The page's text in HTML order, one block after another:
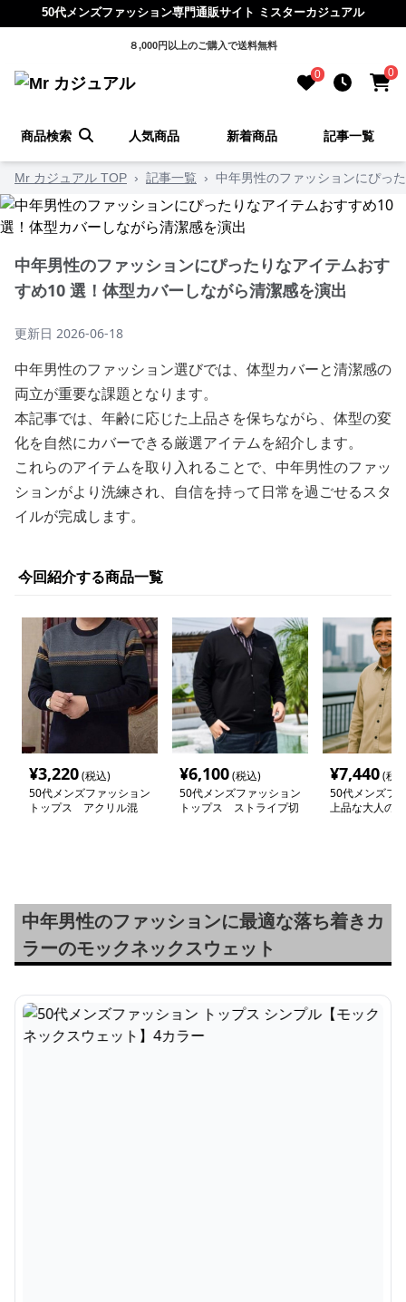
50代メンズファッション専門通販サイト ミスターカジュアル
８,000円以上のご購入で送料無料
0 0
商品検索 人気商品 新着商品 記事一覧
Mr カジュアル TOP › 記事一覧 › 中年男性のファッションにぴっ
中年男性のファッションにぴったりなアイテムおす
すめ10 選！体型カバーしながら清潔感を演出
更新日 2026-06-18
中年男性のファッション選びでは、体型カバーと清潔感の
両立が重要な課題となります。
本記事では、年齢に応じた上品さを保ちながら、体型の変
化を自然にカバーできる厳選アイテムを紹介します。
これらのアイテムを取り入れることで、中年男性のファッ
ションがより洗練され、自信を持って日常を過ごせるスタ
イルが完成します。
今回紹介する商品一覧
¥3,220(税込)
50代メンズファッション
トップス アクリル混
¥6,100(税込)
50代メンズファッション
トップス ストライプ切
¥7,440(税
50代メンズフ
上品な大人の
中年男性のファッションに最適な落ち着きカ
ラーのモックネックスウェット